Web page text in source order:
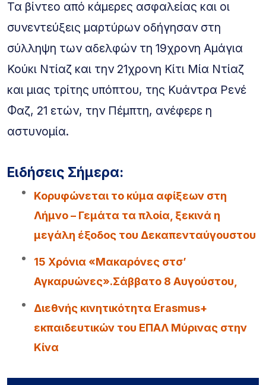
Τα βίντεο από κάμερες ασφαλείας και οι
συνεντεύξεις μαρτύρων οδήγησαν στη
σύλληψη των αδελφών τη 19χρονη Αμάγια
Κούκι Ντίαζ και την 21χρονη Κίτι Μία Ντίαζ
και μιας τρίτης υπόπτου, της Κυάντρα Ρενέ
Φαζ, 21 ετών, την Πέμπτη, ανέφερε η
αστυνομία.
Ειδήσεις Σήμερα:
Κορυφώνεται το κύμα αφίξεων στη
Λήμνο – Γεμάτα τα πλοία, ξεκινά η
μεγάλη έξοδος του Δεκαπενταύγουστου
15 Χρόνια «Μακαρόνες στσ’
Αγκαρυώνες».Σάββατο 8 Αυγούστου,
Διεθνής κινητικότητα Erasmus+
εκπαιδευτικών του ΕΠΑΛ Μύρινας στην
Κίνα